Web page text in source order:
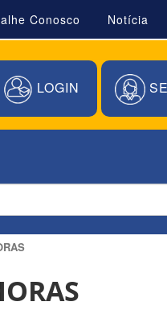
Conosco Notícia
LOGIN